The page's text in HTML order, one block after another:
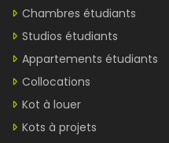
Chambres étudiants
Studios étudiants
Appartements étudiants
Collocations
Kot à louer
Kots à projets